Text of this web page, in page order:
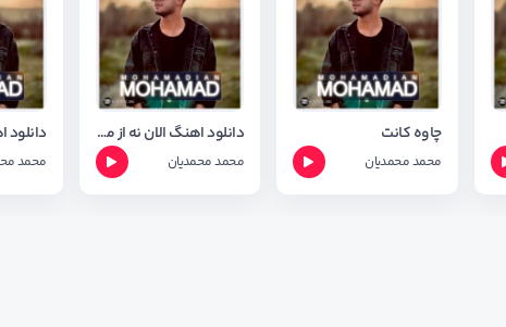
چاوه کانت
محمد محمدیان
دانلود اهنگ الان نه از محمد محمدیان ( فارسی )
محمد محمدیان محمد